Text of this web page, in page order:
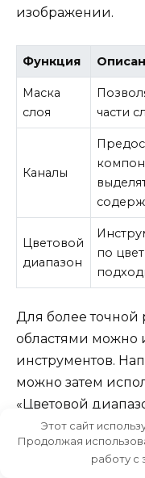
изображении.
Функция
Маска
слоя
части
Каналы
Цветовой
диапазон
по
Для более
областями можно
инструментов.
можно затем
«Цветовой
Функция
выделенную
четкими.
Этот сайт
Продолжая
работу с